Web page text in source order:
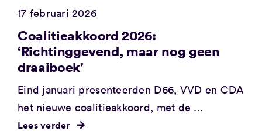
17 februari 2026
Coalitieakkoord 2026:
‘Richtinggevend, maar nog geen
draaiboek’
Eind januari presenteerden D66, VVD en CDA
het nieuwe coalitieakkoord, met de ...
Lees verder